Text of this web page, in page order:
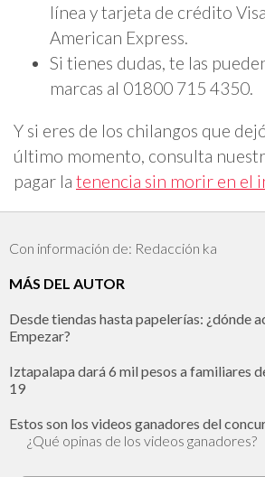
línea y tarjeta de crédito
American Express.
Si tienes dudas, te las
marcas al 01800 715 4350.
Y si eres de los chilangos que
último momento, consulta
pagar la tenencia sin morir en el
Con información de: Redacción ka
MÁS DEL AUTOR
Desde tiendas hasta papelerías: ¿dónde
Empezar?
Iztapalapa dará 6 mil pesos a familiares
19
Estos son los videos ganadores del
¿Qué opinas de los videos ganadores?